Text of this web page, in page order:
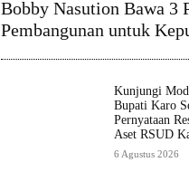
Bobby Nasution Bawa 3
Pembangunan untuk
Kunjungi
Bupati Karo
Pernyataan
Aset RSUD
6 Agustus 2026